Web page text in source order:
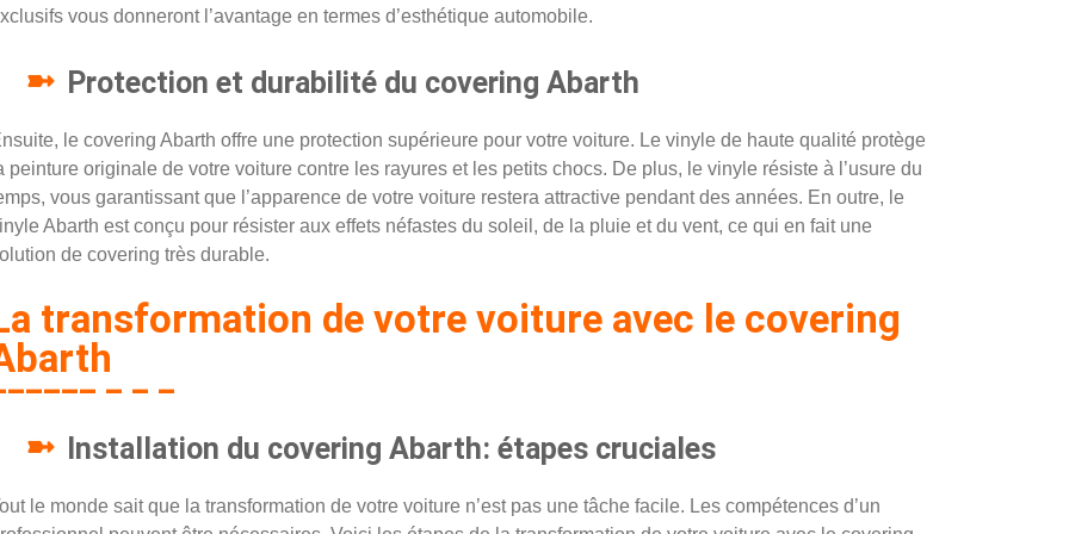
vous donneront l’avantage en termes d’esthétique automobile.
Protection et durabilité du covering Abarth
le covering Abarth offre une protection supérieure pour votre voiture. Le vinyle de haute qualité protège
peinture originale de votre voiture contre les rayures et les petits chocs. De plus, le vinyle résiste à l’usure du
vous garantissant que l’apparence de votre voiture restera attractive pendant des années. En outre, le
Abarth est conçu pour résister aux effets néfastes du soleil, de la pluie et du vent, ce qui en fait une
de covering très durable.
transformation de votre voiture avec le covering
Installation du covering Abarth: étapes cruciales
le monde sait que la transformation de votre voiture n’est pas une tâche facile. Les compétences d’un